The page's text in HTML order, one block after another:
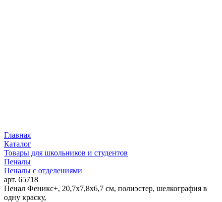
Главная
Каталог
Товары для школьников и студентов
Пеналы
Пеналы с отделениями
арт. 65718
Пенал Феникс+, 20,7x7,8x6,7 см, полиэстер, шелкография в
одну краску,